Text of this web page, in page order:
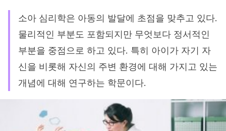
소아 심리학은 아동의 발달에 초점을 맞추고 있다.
물리적인 부분도 포함되지만 무엇보다 정서적인
부분을 중점으로 하고 있다. 특히 아이가 자기 자
신을 비롯해 자신의 주변 환경에 대해 가지고 있는
개념에 대해 연구하는 학문이다.